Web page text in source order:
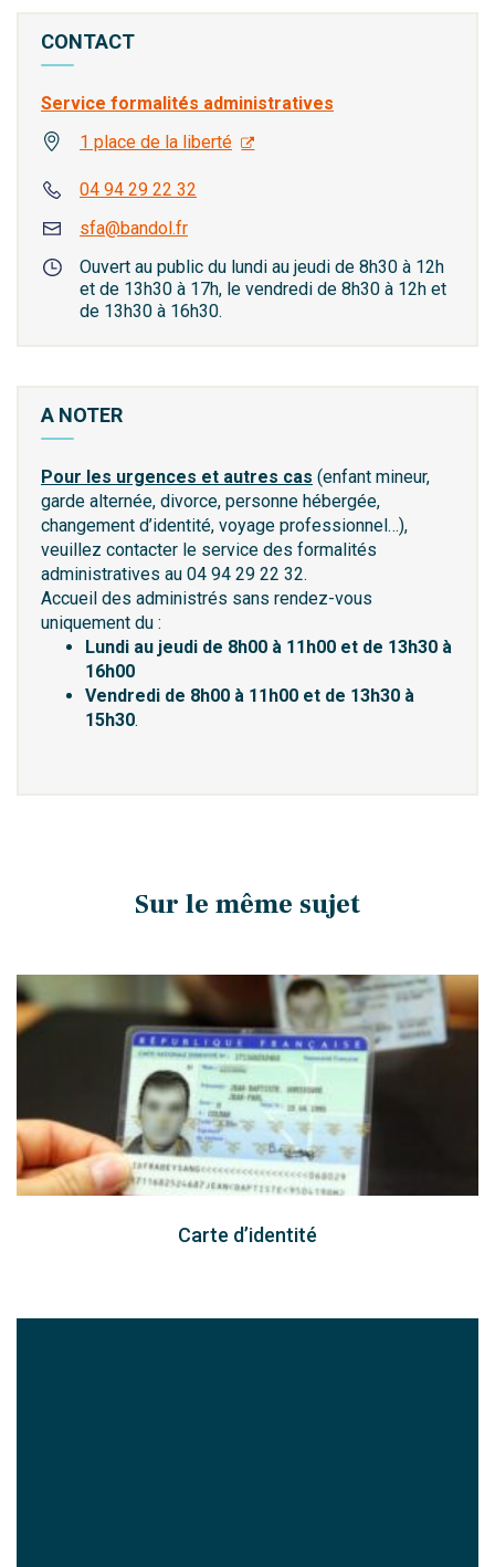
CONTACT
Service formalités administratives
1 place de la liberté
04 94 29 22 32
sfa@bandol.fr
Ouvert au public du lundi au jeudi de 8h30 à 12h
et de 13h30 à 17h, le vendredi de 8h30 à 12h et
de 13h30 à 16h30.
A NOTER
Pour les urgences et autres cas (enfant mineur,
garde alternée, divorce, personne hébergée,
changement d’identité, voyage professionnel…),
veuillez contacter le service des formalités
administratives au 04 94 29 22 32.
Accueil des administrés sans rendez-vous
uniquement du :
Lundi au jeudi de 8h00 à 11h00 et de 13h30 à
16h00
Vendredi de 8h00 à 11h00 et de 13h30 à
15h30.
Sur le même sujet
Carte d’identité